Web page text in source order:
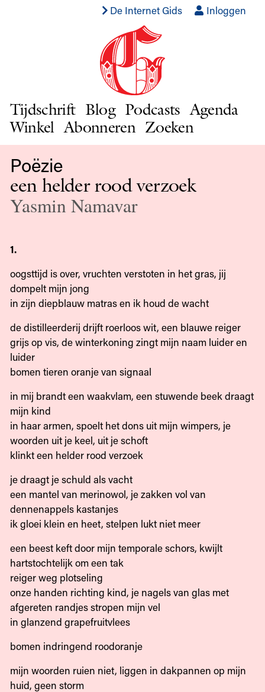
De Internet Gids Inloggen
Tijdschrift Blog Podcasts Agenda
Winkel Abonneren Zoeken
Poëzie
een helder rood verzoek
Yasmin Namavar
1.
oogsttijd is over, vruchten verstoten in het gras, jij
dompelt mijn jong
in zijn diepblauw matras en ik houd de wacht
de distilleerderij drijft roerloos wit, een blauwe reiger
grijs op vis, de winterkoning zingt mijn naam luider en
luider
bomen tieren oranje van signaal
in mij brandt een waakvlam, een stuwende beek draagt
mijn kind
in haar armen, spoelt het dons uit mijn wimpers, je
woorden uit je keel, uit je schoft
klinkt een helder rood verzoek
je draagt je schuld als vacht
een mantel van merinowol, je zakken vol van
dennenappels kastanjes
ik gloei klein en heet, stelpen lukt niet meer
een beest keft door mijn temporale schors, kwijlt
hartstochtelijk om een tak
reiger weg plotseling
onze handen richting kind, je nagels van glas met
afgereten randjes stropen mijn vel
in glanzend grapefruitvlees
bomen indringend roodoranje
mijn woorden ruien niet, liggen in dakpannen op mijn
huid, geen storm